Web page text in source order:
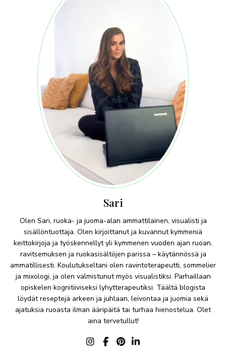
Sari
Olen Sari, ruoka- ja juoma-alan ammattilainen, visualisti ja
sisällöntuottaja. Olen kirjoittanut ja kuvannut kymmeniä
keittokirjoja ja työskennellyt yli kymmenen vuoden ajan ruoan,
ravitsemuksen ja ruokasisältöjen parissa – käytännössä ja
ammatillisesti. Koulutukseltani olen ravintoterapeutti, sommelier
ja mixologi, ja olen valmistunut myös visualistiksi. Parhaillaan
opiskelen kognitiiviseksi lyhytterapeutiksi. Täältä blogista
löydät reseptejä arkeen ja juhlaan, leivontaa ja juomia sekä
ajatuksia ruoasta ilman ääripäitä tai turhaa hienostelua. Olet
aina tervetullut!